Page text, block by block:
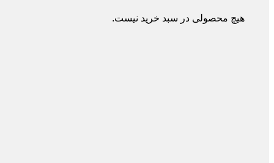
هیچ محصولی در سبد خرید نیست.